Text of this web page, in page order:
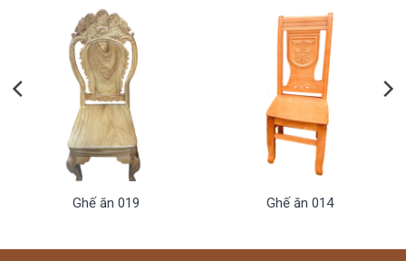
Ghế ăn 019 Ghế ăn 014